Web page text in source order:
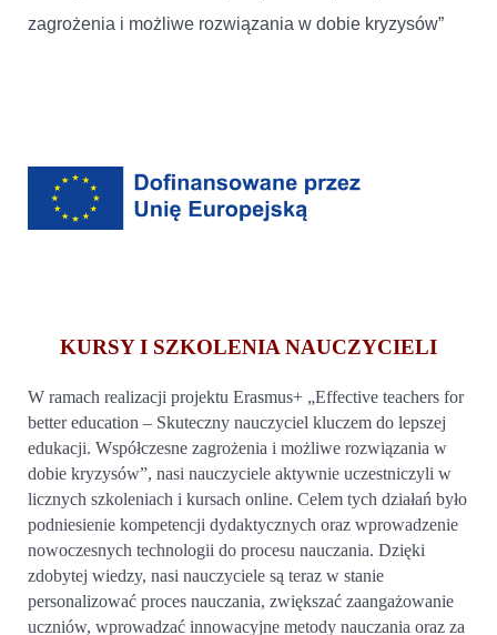
zagrożenia i możliwe rozwiązania w dobie kryzysów”
KURSY I SZKOLENIA NAUCZYCIELI
W ramach realizacji projektu Erasmus+ „Effective teachers for
better education – Skuteczny nauczyciel kluczem do lepszej
edukacji. Współczesne zagrożenia i możliwe rozwiązania w
dobie kryzysów”, nasi nauczyciele aktywnie uczestniczyli w
licznych szkoleniach i kursach online. Celem tych działań było
podniesienie kompetencji dydaktycznych oraz wprowadzenie
nowoczesnych technologii do procesu nauczania. Dzięki
zdobytej wiedzy, nasi nauczyciele są teraz w stanie
personalizować proces nauczania, zwiększać zaangażowanie
uczniów, wprowadzać innowacyjne metody nauczania oraz za